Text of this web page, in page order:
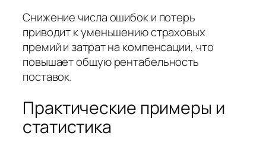
Снижение числа ошибок и потерь
приводит к уменьшению страховых
премий и затрат на компенсации, что
повышает общую рентабельность
поставок.
Практические примеры и
статистика